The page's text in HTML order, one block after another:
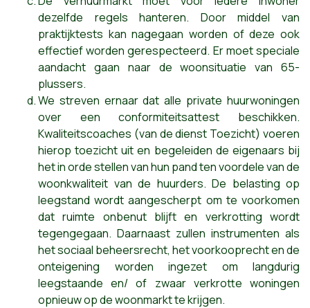
dezelfde regels hanteren. Door middel van
praktijktests kan nagegaan worden of deze ook
effectief worden gerespecteerd. Er moet speciale
aandacht gaan naar de woonsituatie van 65-
plussers.
We streven ernaar dat alle private huurwoningen
over een conformiteitsattest beschikken.
Kwaliteitscoaches (van de dienst Toezicht) voeren
hierop toezicht uit en begeleiden de eigenaars bij
het in orde stellen van hun pand ten voordele van de
woonkwaliteit van de huurders. De belasting op
leegstand wordt aangescherpt om te voorkomen
dat ruimte onbenut blijft en verkrotting wordt
tegengegaan. Daarnaast zullen instrumenten als
het sociaal beheersrecht, het voorkooprecht en de
onteigening worden ingezet om langdurig
leegstaande en/ of zwaar verkrotte woningen
opnieuw op de woonmarkt te krijgen.